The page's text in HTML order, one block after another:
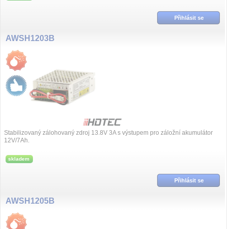
Přihlásit se
AWSH1203B
Stabilizovaný zálohovaný zdroj 13.8V 3A s výstupem pro záložní akumulátor
12V/7Ah.
skladem
Přihlásit se
AWSH1205B